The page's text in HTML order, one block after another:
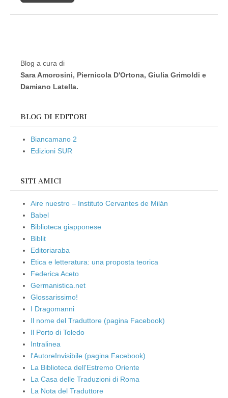
Blog a cura di
Sara Amorosini, Piernicola D'Ortona, Giulia Grimoldi e
Damiano Latella.
BLOG DI EDITORI
Biancamano 2
Edizioni SUR
SITI AMICI
Aire nuestro – Instituto Cervantes de Milán
Babel
Biblioteca giapponese
Biblit
Editoriaraba
Etica e letteratura: una proposta teorica
Federica Aceto
Germanistica.net
Glossarissimo!
I Dragomanni
Il nome del Traduttore (pagina Facebook)
Il Porto di Toledo
Intralinea
l'AutoreInvisibile (pagina Facebook)
La Biblioteca dell'Estremo Oriente
La Casa delle Traduzioni di Roma
La Nota del Traduttore